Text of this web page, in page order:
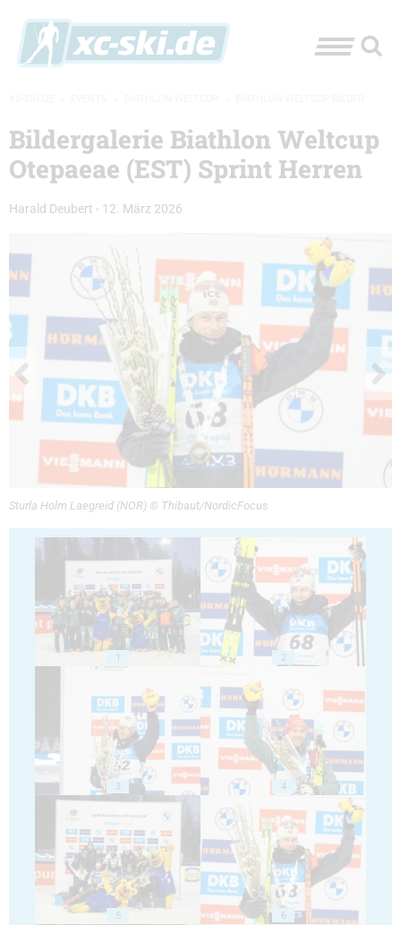
Bildergalerie Biathlon Weltcup
Otepaeae (EST) Sprint Herren
Harald Deubert - 12. März 2026
Sturla Holm Laegreid (NOR) © Thibaut/NordicFocus
1 2
3 4
5 6